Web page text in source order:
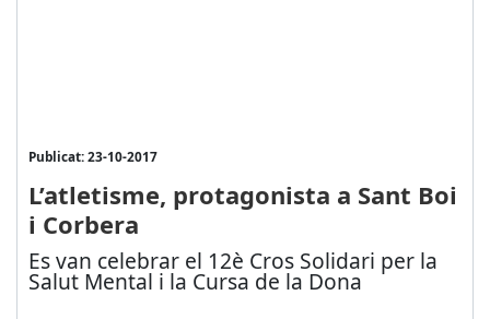
Publicat: 23-10-2017
L’atletisme, protagonista a Sant Boi
i Corbera
Es van celebrar el 12è Cros Solidari per la
Salut Mental i la Cursa de la Dona